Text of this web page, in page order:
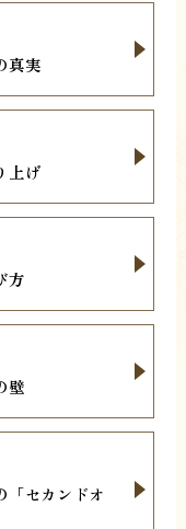
真実
上げ
方
壁
「セカンドオ